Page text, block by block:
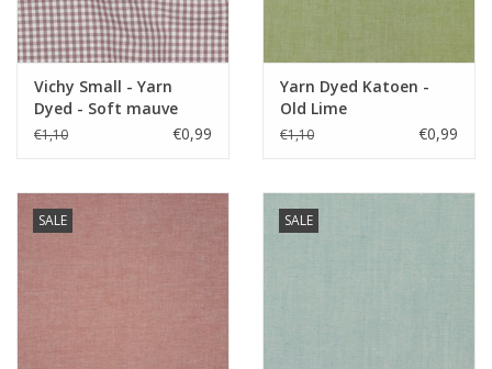
tassen, quilting,...
Label
oekotex
Stretch
nee
Vichy Small - Yarn
Dyed - Soft mauve
€1,10 €0,99
Yarn Dyed Katoen -
Old Lime
€1,10 €0,99
SALE SALE